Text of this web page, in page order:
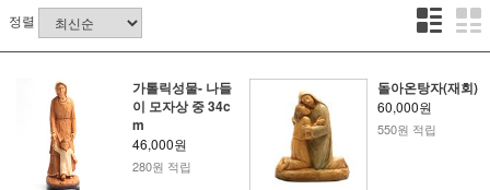
정렬
가톨릭성물- 나들
이 모자상 중 34c
m
46,000원
280원 적립
돌아온탕자(재회)
60,000원
550원 적립